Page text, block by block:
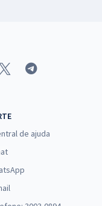
de ajuda